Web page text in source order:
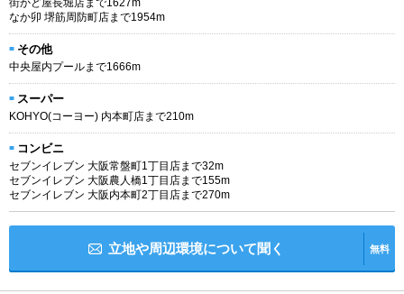
街かど屋長堀店まで1627m
なか卯 堺筋周防町店まで1954m
その他
中央屋内プールまで1666m
スーパー
KOHYO(コーヨー) 内本町店まで210m
コンビニ
セブンイレブン 大阪常盤町1丁目店まで32m
セブンイレブン 大阪農人橋1丁目店まで155m
セブンイレブン 大阪内本町2丁目店まで270m
立地や周辺環境について聞く 無料